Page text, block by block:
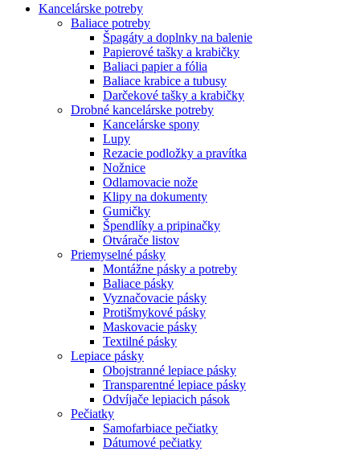
Kancelárske potreby
Baliace potreby
Špagáty a doplnky na balenie
Papierové tašky a krabičky
Baliaci papier a fólia
Baliace krabice a tubusy
Darčekové tašky a krabičky
Drobné kancelárske potreby
Kancelárske spony
Lupy
Rezacie podložky a pravítka
Nožnice
Odlamovacie nože
Klipy na dokumenty
Gumičky
Špendlíky a pripinačky
Otvárače listov
Priemyselné pásky
Montážne pásky a potreby
Baliace pásky
Vyznačovacie pásky
Protišmykové pásky
Maskovacie pásky
Textilné pásky
Lepiace pásky
Obojstranné lepiace pásky
Transparentné lepiace pásky
Odvíjače lepiacich pások
Pečiatky
Samofarbiace pečiatky
Dátumové pečiatky